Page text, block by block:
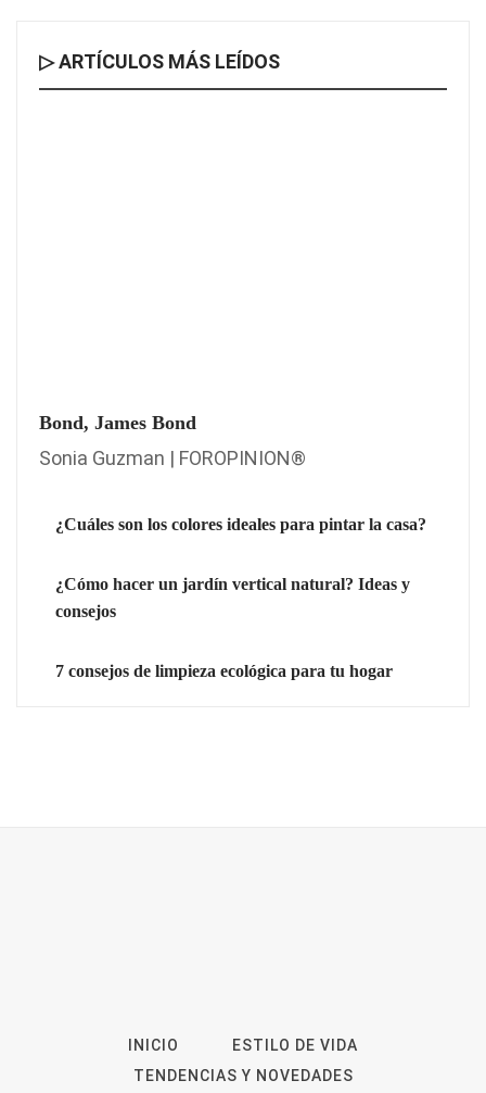
▷ ARTÍCULOS MÁS LEÍDOS
Bond, James Bond
Sonia Guzman | FOROPINION®
¿Cuáles son los colores ideales para pintar la casa?
¿Cómo hacer un jardín vertical natural? Ideas y
consejos
7 consejos de limpieza ecológica para tu hogar
INICIO
ESTILO DE VIDA
TENDENCIAS Y NOVEDADES